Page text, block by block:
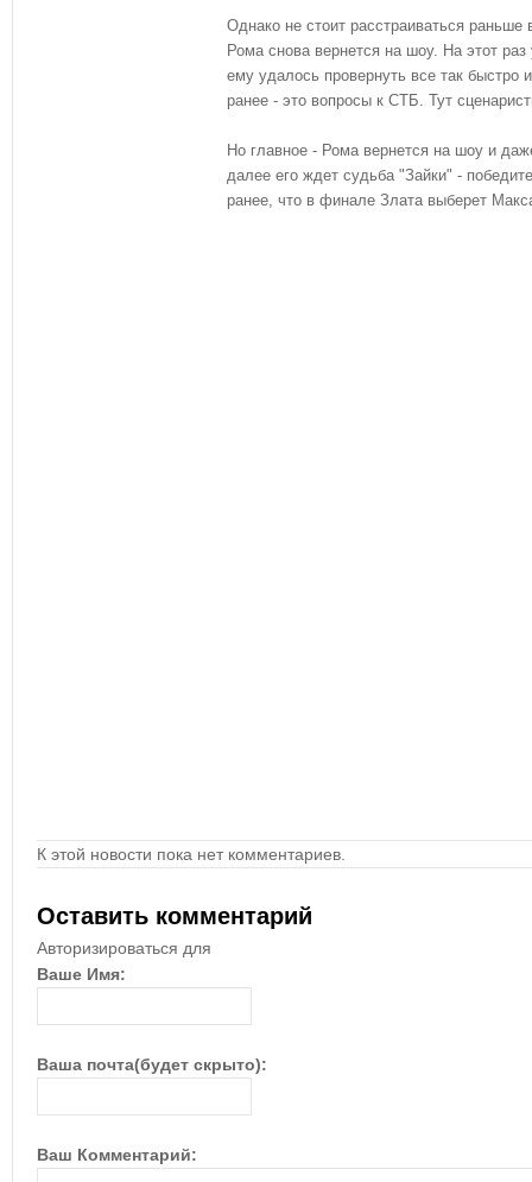
Однако не стоит расстраиваться
Рома снова вернется на шоу. На этот
ему удалось провернуть все так быстро
ранее - это вопросы к СТБ. Тут
Но главное - Рома вернется на шоу и
далее его ждет судьба "Зайки" -
ранее, что в финале Злата выберет
К этой новости пока нет комментариев.
Оставить комментарий
Авторизироваться для
Ваше Имя:
Ваша почта(будет скрыто):
Ваш Комментарий: